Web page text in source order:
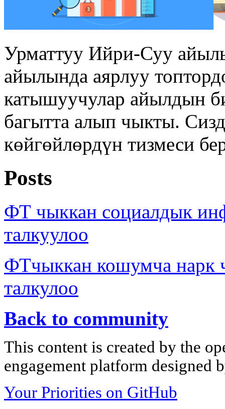
Урматтуу Ийри-Суу
айылында аярлуу
катышуучулар айылдын
багытта алып чыкты.
көйгөйлөрдүн тизмеси
Posts
ФТ чыккан социалдык
талкуулоо
ФТчыккан кошумча нарк
талкулоо
Back to community
This content is created by the
engagement platform designed
Your Priorities on GitHub